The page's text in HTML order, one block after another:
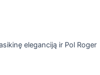
eleganciją ir Pol Roger